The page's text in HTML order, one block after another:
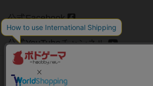
公式Facebook
公式YouTubeチャンネル